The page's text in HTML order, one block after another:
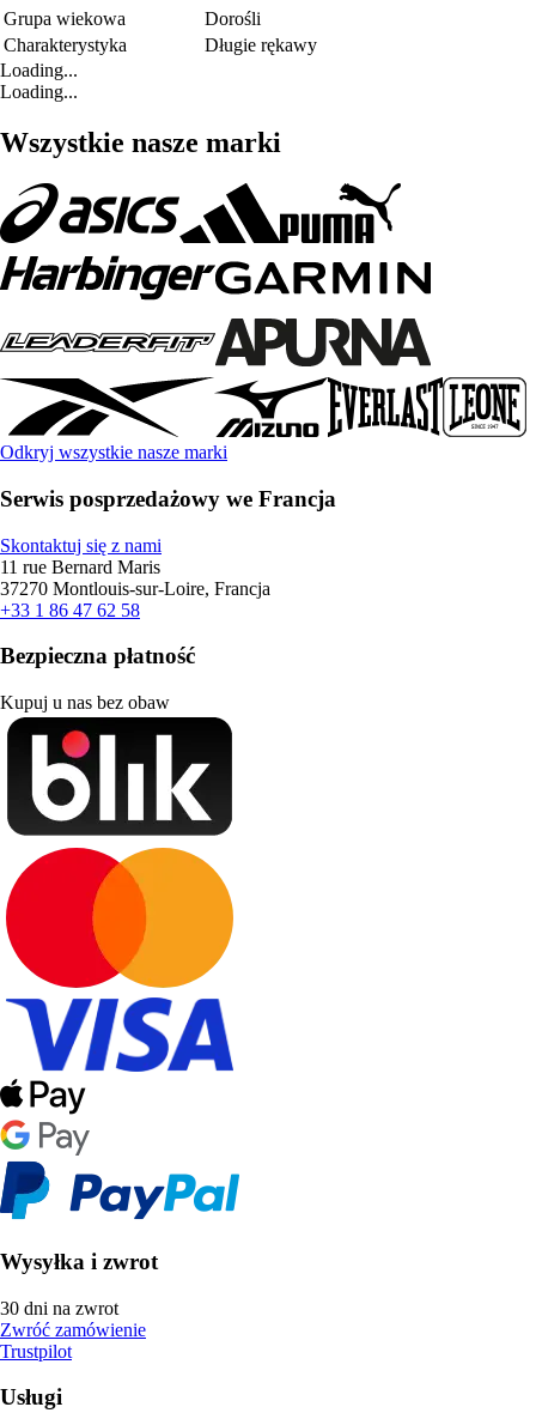
Grupa wiekowa
Dorośli
Charakterystyka
Długie rękawy
Loading...
Loading...
Wszystkie nasze marki
Odkryj wszystkie nasze marki
Serwis posprzedażowy we Francja
Skontaktuj się z nami
11 rue Bernard Maris
37270 Montlouis-sur-Loire, Francja
+33 1 86 47 62 58
Bezpieczna płatność
Kupuj u nas bez obaw
Wysyłka i zwrot
30 dni na zwrot
Zwróć zamówienie
Trustpilot
Usługi